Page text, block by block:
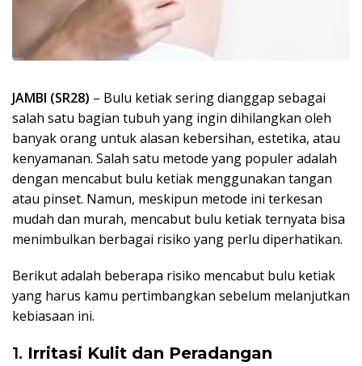
JAMBI (SR28) – Bulu ketiak sering dianggap sebagai
salah satu bagian tubuh yang ingin dihilangkan oleh
banyak orang untuk alasan kebersihan, estetika, atau
kenyamanan. Salah satu metode yang populer adalah
dengan mencabut bulu ketiak menggunakan tangan
atau pinset. Namun, meskipun metode ini terkesan
mudah dan murah, mencabut bulu ketiak ternyata bisa
menimbulkan berbagai risiko yang perlu diperhatikan.
Berikut adalah beberapa risiko mencabut bulu ketiak
yang harus kamu pertimbangkan sebelum melanjutkan
kebiasaan ini.
1. Irritasi Kulit dan Peradangan